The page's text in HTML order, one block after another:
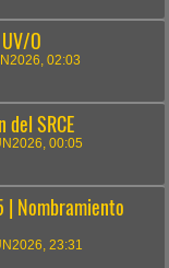
O
02:03
del SRCE
00:05
| Nombramiento
23:31